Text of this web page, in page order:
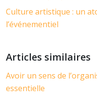
Culture artistique : un
l’événementiel
Articles similaires
Avoir un sens de
essentielle